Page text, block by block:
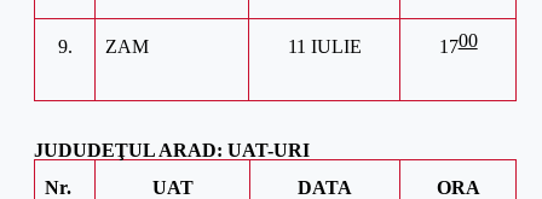
9. ZAM 11 IULIE 1700
JUDUDEŢUL ARAD: UAT-URI
Nr.
UAT DATA ORA